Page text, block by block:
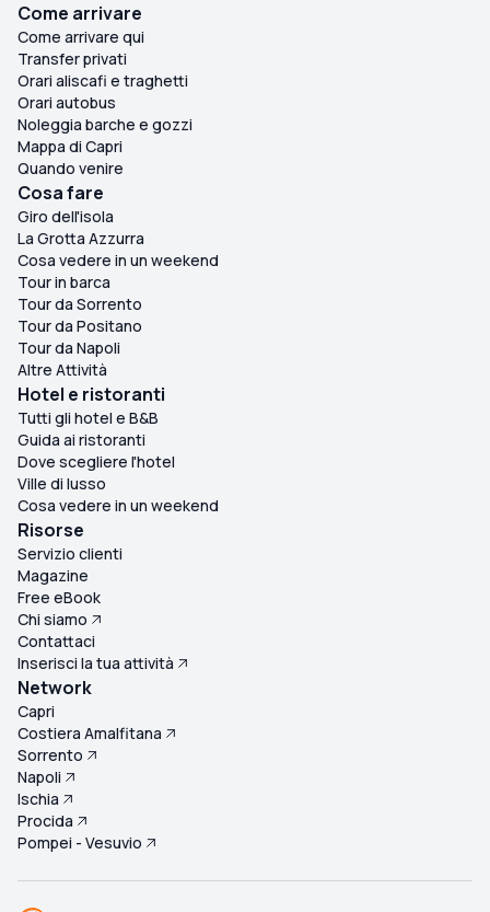
Come arrivare
Come arrivare qui
Transfer privati
Orari aliscafi e traghetti
Orari autobus
Noleggia barche e gozzi
Mappa di Capri
Quando venire
Cosa fare
Giro dell'isola
La Grotta Azzurra
Cosa vedere in un weekend
Tour in barca
Tour da Sorrento
Tour da Positano
Tour da Napoli
Altre Attività
Hotel e ristoranti
Tutti gli hotel e B&B
Guida ai ristoranti
Dove scegliere l'hotel
Ville di lusso
Cosa vedere in un weekend
Risorse
Servizio clienti
Magazine
Free eBook
Chi siamo
Contattaci
Inserisci la tua attività
Network
Capri
Costiera Amalfitana
Sorrento
Napoli
Ischia
Procida
Pompei - Vesuvio